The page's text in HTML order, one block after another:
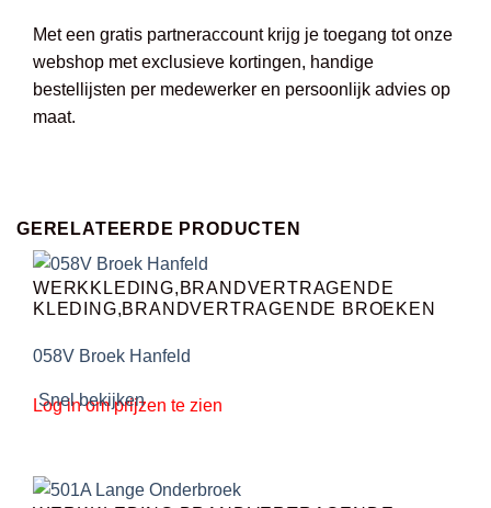
Met een gratis partneraccount krijg je toegang tot onze
webshop met exclusieve kortingen, handige
bestellijsten per medewerker en persoonlijk advies op
maat.
GERELATEERDE PRODUCTEN
Snel bekijken
WERKKLEDING,BRANDVERTRAGENDE
KLEDING,BRANDVERTRAGENDE BROEKEN
058V Broek Hanfeld
Log in om prijzen te zien